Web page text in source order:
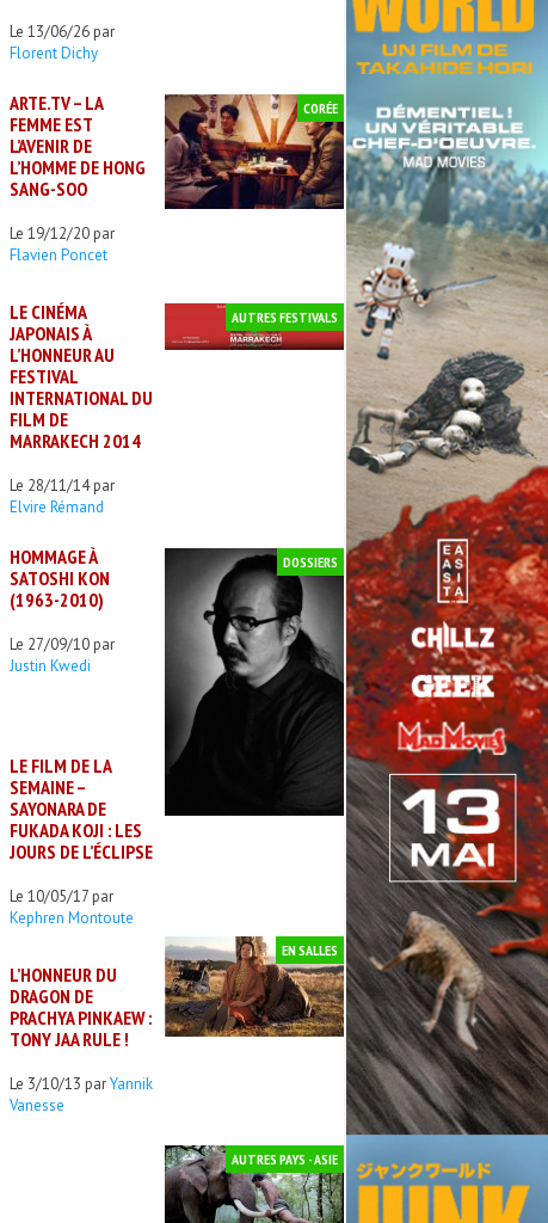
Le 13/06/26 par
Florent Dichy
ARTE.TV – LA
FEMME EST
L’AVENIR DE
L’HOMME DE HONG
SANG-SOO
Le 19/12/20 par
Flavien Poncet
CORÉE
LE CINÉMA
JAPONAIS À
L’HONNEUR AU
FESTIVAL
INTERNATIONAL DU
FILM DE
MARRAKECH 2014
Le 28/11/14 par
Elvire Rémand
AUTRES FESTIVALS
HOMMAGE À
SATOSHI KON
(1963-2010)
Le 27/09/10 par
Justin Kwedi
DOSSIERS
LE FILM DE LA
SEMAINE –
SAYONARA DE
FUKADA KOJI : LES
JOURS DE L’ÉCLIPSE
Le 10/05/17 par
Kephren Montoute
EN SALLES
L’HONNEUR DU
DRAGON DE
PRACHYA PINKAEW :
TONY JAA RULE !
Le 3/10/13 parYannik
Vanesse
AUTRES PAYS - ASIE